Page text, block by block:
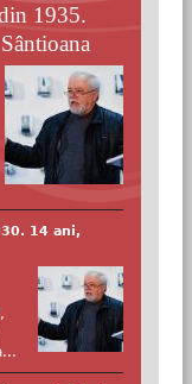
1935.
14 ani,